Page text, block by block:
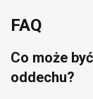
FAQ
Co może
oddechu?